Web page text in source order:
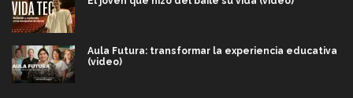
Aula Futura: transformar la experiencia educativa
(video)